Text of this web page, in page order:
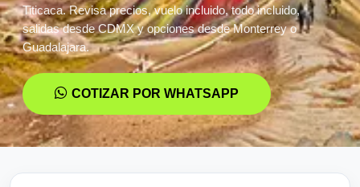
Titicaca. Revisa precios, vuelo incluido, todo incluido,
salidas desde CDMX y opciones desde Monterrey o
Guadalajara.
COTIZAR POR WHATSAPP